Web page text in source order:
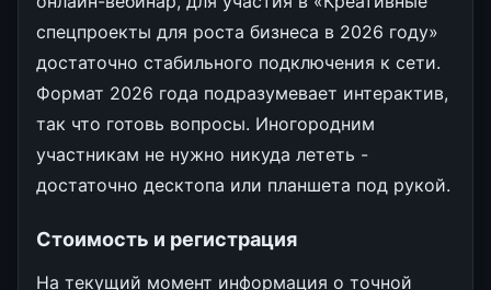
спецпроекты для роста бизнеса в 2026 году»
достаточно стабильного подключения к сети.
Формат 2026 года подразумевает интерактив,
так что готовь вопросы. Иногородним
участникам не нужно никуда лететь -
достаточно десктопа или планшета под рукой.
Стоимость и регистрация
На текущий момент информация о точной